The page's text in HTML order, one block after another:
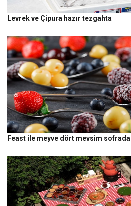
Levrek ve Çipura hazır tezgahta
Feast ile meyve dört mevsim sofrada